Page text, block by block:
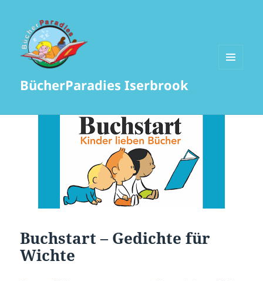
BücherParadies Iserbrook
Buchstart – Gedichte für
Wichte